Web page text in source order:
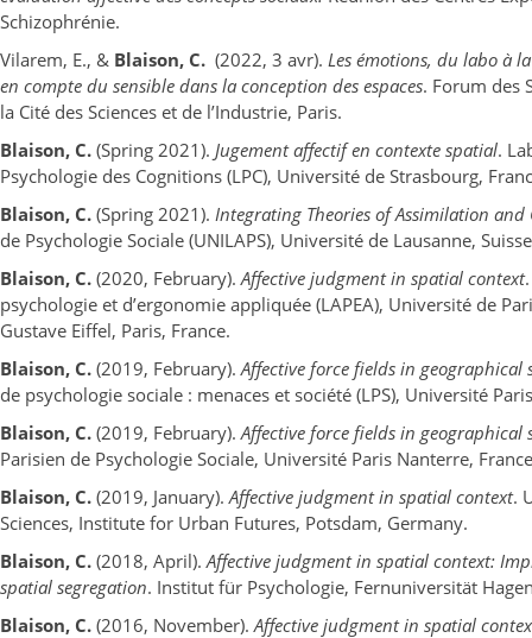
Schizophrénie.
Vilarem, E., & Blaison, C. (2022, 3 avr). Les émotions, du labo à
en compte du sensible dans la conception des espaces. Forum des
la Cité des Sciences et de l’Industrie, Paris.
Blaison, C. (Spring 2021). Jugement affectif en contexte spatial.
Psychologie des Cognitions (LPC), Université de Strasbourg,
Blaison, C. (Spring 2021). Integrating Theories of Assimilation and
de Psychologie Sociale (UNILAPS), Université de Lausanne,
Blaison, C. (2020, February).Affective judgment in spatial context
psychologie et d’ergonomie appliquée (LAPEA), Université de
Gustave Eiffel, Paris, France.
Blaison, C. (2019, February).Affective force fields in geographical
de psychologie sociale : menaces et société (LPS), Université
Blaison, C. (2019, February).Affective force fields in geographical
Parisien de Psychologie Sociale, Université Paris Nanterre,
Blaison, C. (2019, January).Affective judgment in spatial context.
Sciences, Institute for Urban Futures, Potsdam, Germany.
Blaison, C. (2018, April).Affective judgment in spatial context:
spatial segregation. Institut für Psychologie, Fernuniversität
Blaison, C. (2016, November).Affective judgment in spatial